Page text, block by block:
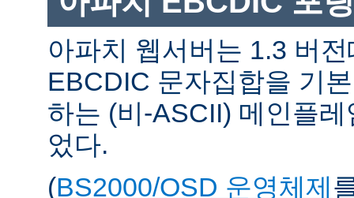
아파치 웹서버는 1.3 버
EBCDIC 문자집합을 기
하는 (비-ASCII) 메인플
었다.
(BS2000/OSD 운영체제